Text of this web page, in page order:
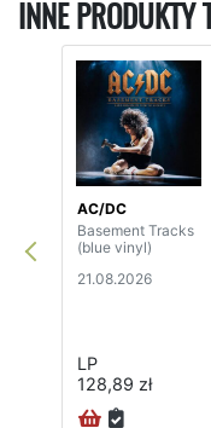
INNE
AC/DC
Basement Tracks
(blue vinyl)
21.08.2026
LP
128,89 zł